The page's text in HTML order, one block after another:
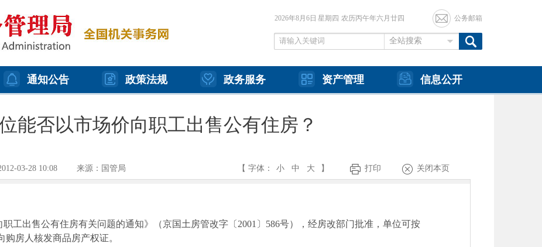
公务邮箱
2026年8月6日 星期四 农历丙午年六月廿四
全站搜索
通知公告 政策法规 政务服务 资产管理 信息公开
能否以市场价向职工出售公有住房？
03-28 10:08 来源：国管局 关闭本页
打印
【 字体： 小 中 大 】
工出售公有住房有关问题的通知》（京国土房管改字〔 2001 〕 586号），经房改部门批准，单位可按
房人核发商品房产权证。